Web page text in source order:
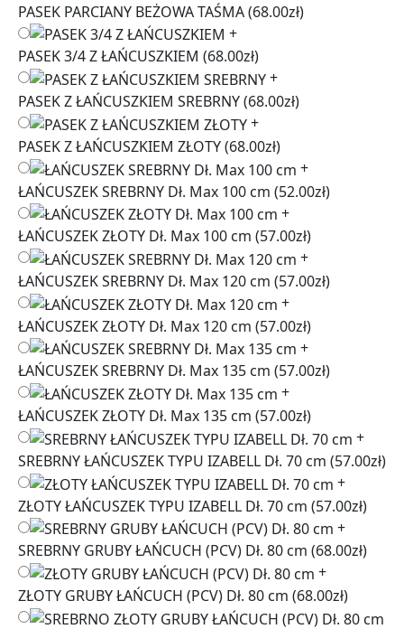
PASEK PARCIANY BEŻOWA TAŚMA(68.00zł)
+
PASEK 3/4 Z ŁAŃCUSZKIEM (68.00zł)
+
PASEK Z ŁAŃCUSZKIEM SREBRNY(68.00zł)
+
PASEK Z ŁAŃCUSZKIEM ZŁOTY(68.00zł)
+
ŁAŃCUSZEK SREBRNY Dł. Max 100 cm (52.00zł)
+
ŁAŃCUSZEK ZŁOTY Dł. Max 100 cm (57.00zł)
+
ŁAŃCUSZEK SREBRNY Dł. Max 120 cm (57.00zł)
+
ŁAŃCUSZEK ZŁOTY Dł. Max 120 cm (57.00zł)
+
ŁAŃCUSZEK SREBRNY Dł. Max 135 cm (57.00zł)
+
ŁAŃCUSZEK ZŁOTY Dł. Max 135 cm (57.00zł)
+
SREBRNY ŁAŃCUSZEK TYPU IZABELL Dł. 70 cm (57.00zł)
+
ZŁOTY ŁAŃCUSZEK TYPU IZABELL Dł. 70 cm (57.00zł)
+
SREBRNY GRUBY ŁAŃCUCH (PCV) Dł. 80 cm (68.00zł)
+
ZŁOTY GRUBY ŁAŃCUCH (PCV) Dł. 80 cm (68.00zł)